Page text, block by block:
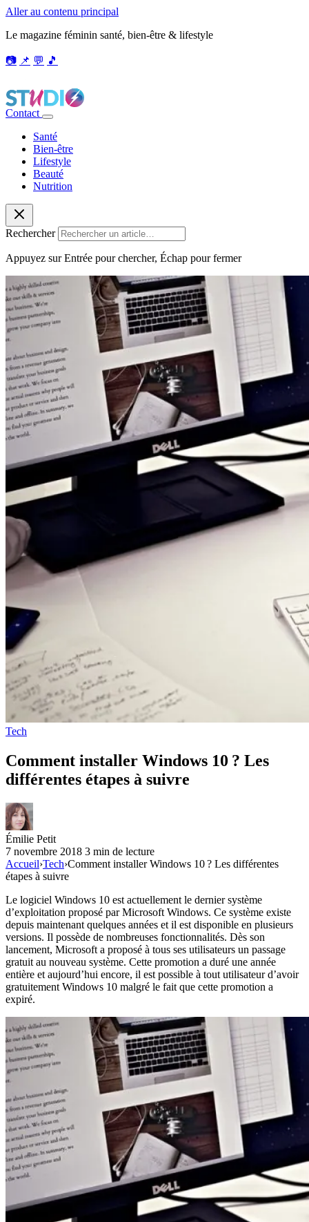
Aller au contenu principal
Le magazine féminin santé, bien-être & lifestyle
📷 📌 💬 🎵
Contact
Santé
Bien-être
Lifestyle
Beauté
Nutrition
Rechercher
Appuyez sur Entrée pour chercher, Échap pour fermer
Tech
Comment installer Windows 10 ? Les
différentes étapes à suivre
Émilie Petit
7 novembre 2018 3 min de lecture
Accueil›Tech›Comment installer Windows 10 ? Les différentes
étapes à suivre
Le logiciel Windows 10 est actuellement le dernier système
d’exploitation proposé par Microsoft Windows. Ce système existe
depuis maintenant quelques années et il est disponible en plusieurs
versions. Il possède de nombreuses fonctionnalités. Dès son
lancement, Microsoft a proposé à tous ses utilisateurs un passage
gratuit au nouveau système. Cette promotion a duré une année
entière et aujourd’hui encore, il est possible à tout utilisateur d’avoir
gratuitement Windows 10 malgré le fait que cette promotion a
expiré.